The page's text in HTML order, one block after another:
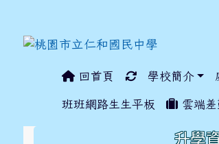
回首頁 學校簡介
班班網路生生平板 雲端差
升學